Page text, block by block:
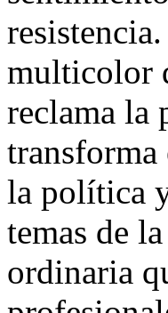
multicolor
reclama la
transforma
la política
temas de
ordinaria